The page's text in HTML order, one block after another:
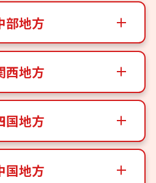
部地方
西地方
国地方
国地方